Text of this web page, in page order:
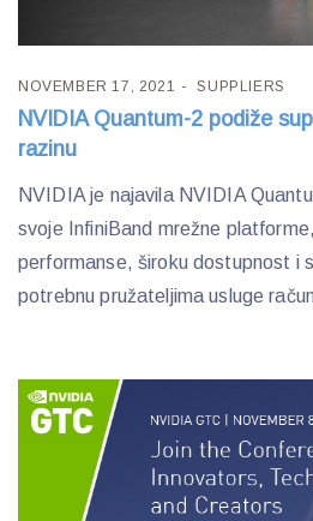
NOVEMBER 17, 2021 SUPPLIERS
NVIDIA Quantum-2 podiže
razinu
NVIDIA je najavila NVIDIA
svoje InfiniBand mrežne
performanse, široku dostupnost i
potrebnu pružateljima usluge